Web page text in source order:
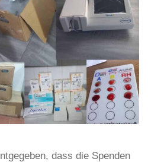
dass die Spenden